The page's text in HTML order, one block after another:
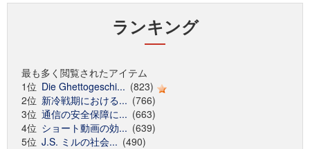
ランキング
最も多く閲覧されたアイテム
1位 Die Ghettogeschi... (823)
2位 新冷戦期における... (766)
3位 通信の安全保障に... (663)
4位 ショート動画の効... (639)
5位 J.S. ミルの社会... (490)